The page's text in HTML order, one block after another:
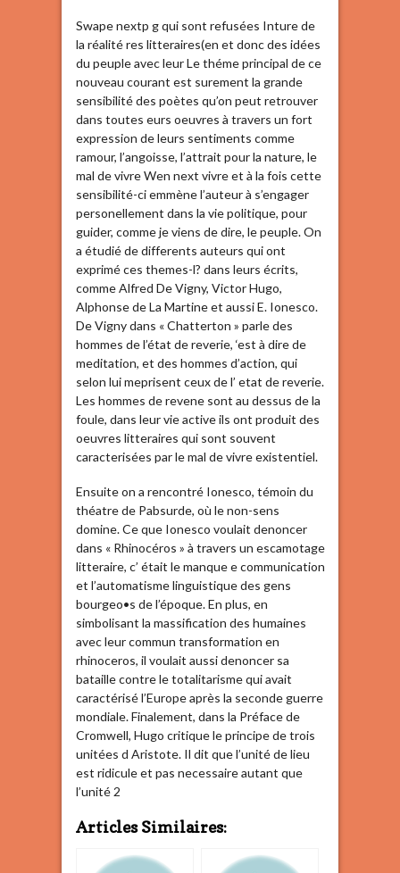
Swape nextp g qui sont refusées Inture de
la réalité res litteraires(en et donc des idées
du peuple avec leur Le théme principal de ce
nouveau courant est surement la grande
sensibilité des poètes qu’on peut retrouver
dans toutes eurs oeuvres à travers un fort
expression de leurs sentiments comme
ramour, l’angoisse, l’attrait pour la nature, le
mal de vivre Wen next vivre et à la fois cette
sensibilité-ci emmène l’auteur à s’engager
personellement dans la vie politique, pour
guider, comme je viens de dire, le peuple. On
a étudié de differents auteurs qui ont
exprimé ces themes-l? dans leurs écrits,
comme Alfred De Vigny, Victor Hugo,
Alphonse de La Martine et aussi E. Ionesco.
De Vigny dans « Chatterton » parle des
hommes de l’état de reverie, ‘est à dire de
meditation, et des hommes d’action, qui
selon lui meprisent ceux de l’ etat de reverie.
Les hommes de revene sont au dessus de la
foule, dans leur vie active ils ont produit des
oeuvres litteraires qui sont souvent
caracterisées par le mal de vivre existentiel.
Ensuite on a rencontré Ionesco, témoin du
théatre de Pabsurde, où le non-sens
domine. Ce que Ionesco voulait denoncer
dans « Rhinocéros » à travers un escamotage
litteraire, c’ était le manque e communication
et l’automatisme linguistique des gens
bourgeo•s de l’époque. En plus, en
simbolisant la massification des humaines
avec leur commun transformation en
rhinoceros, il voulait aussi denoncer sa
bataille contre le totalitarisme qui avait
caractérisé l’Europe après la seconde guerre
mondiale. Finalement, dans la Préface de
Cromwell, Hugo critique le principe de trois
unitées d Aristote. Il dit que l’unité de lieu
est ridicule et pas necessaire autant que
l’unité 2
Articles Similaires: